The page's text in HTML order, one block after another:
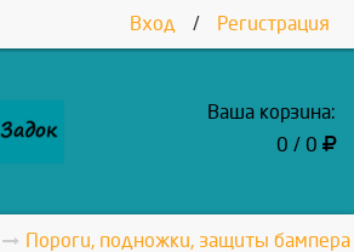
Вход / Регистрация
Ваша корзина:
0 / 0
Пороги, подножки, защиты